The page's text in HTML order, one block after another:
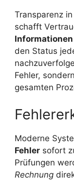
Transparenz
schafft
Informationen
den Status
Fehler,
gesamten
Moderne
Fehler sofort
Prüfungen
Rechnung